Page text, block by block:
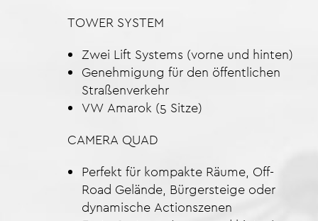
TOWER SYSTEM
Zwei Lift Systems (vorne und hinten)
Genehmigung für den öffentlichen
Straßenverkehr
VW Amarok (5 Sitze)
CAMERA QUAD
Perfekt für kompakte Räume, Off-
Road Gelände, Bürgersteige oder
dynamische Actionszenen